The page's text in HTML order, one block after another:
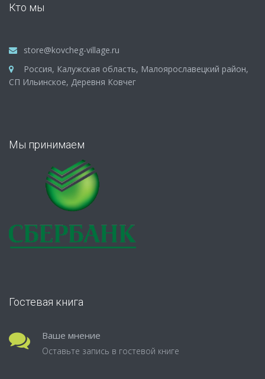
Кто мы
store@kovcheg-village.ru
Россия, Калужская область, Малоярославецкий район,
СП Ильинское, Деревня Ковчег
Мы принимаем
Гостевая книга
Ваше мнение
Оставьте запись в гостевой книге